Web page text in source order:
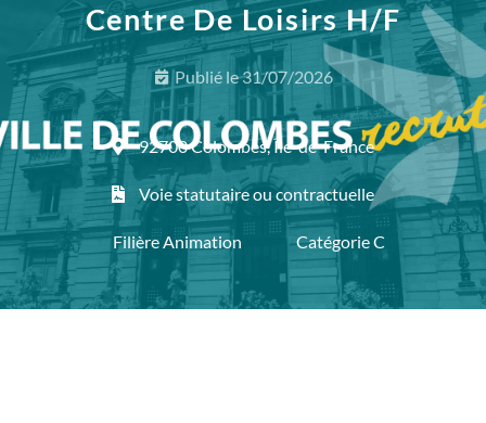
Centre De Loisirs H/F
Publié le31/07/2026
92700 Colombes, Île-de-France
Voie statutaire ou contractuelle
Filière Animation Catégorie C